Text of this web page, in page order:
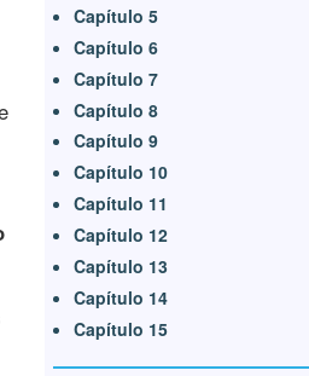
Capítulo 5
Capítulo 6
Capítulo 7
Capítulo 8
Capítulo 9
Capítulo 10
Capítulo 11
Capítulo 12
Capítulo 13
Capítulo 14
Capítulo 15